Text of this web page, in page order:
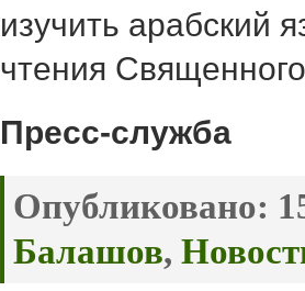
изучить арабский
чтения
Пресс-служба
Опубликовано:
Балашов,